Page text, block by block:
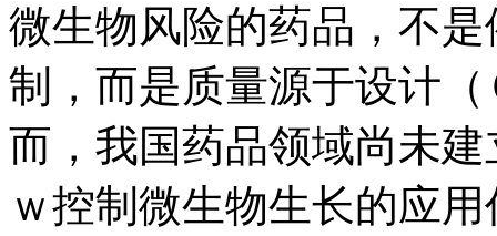
微生物风险的药品，不
制，而是质量源于设计
而，我国药品领域尚未
ｗ控制微生物生长的应